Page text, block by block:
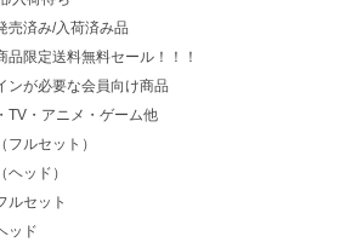
売済み/入荷済み品
品限定送料無料セール！！！
ンが必要な会員向け商品
TV・アニメ・ゲーム他
フルセット）
ヘッド）
ルセット
ッド